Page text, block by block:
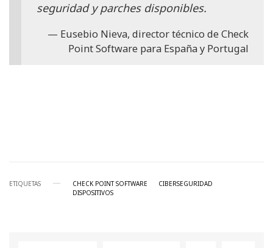
seguridad y parches disponibles.
Eusebio Nieva, director técnico de Check
Point Software para España y Portugal
ETIQUETAS CHECK POINT SOFTWARE
CIBERSEGURIDAD
DISPOSITIVOS